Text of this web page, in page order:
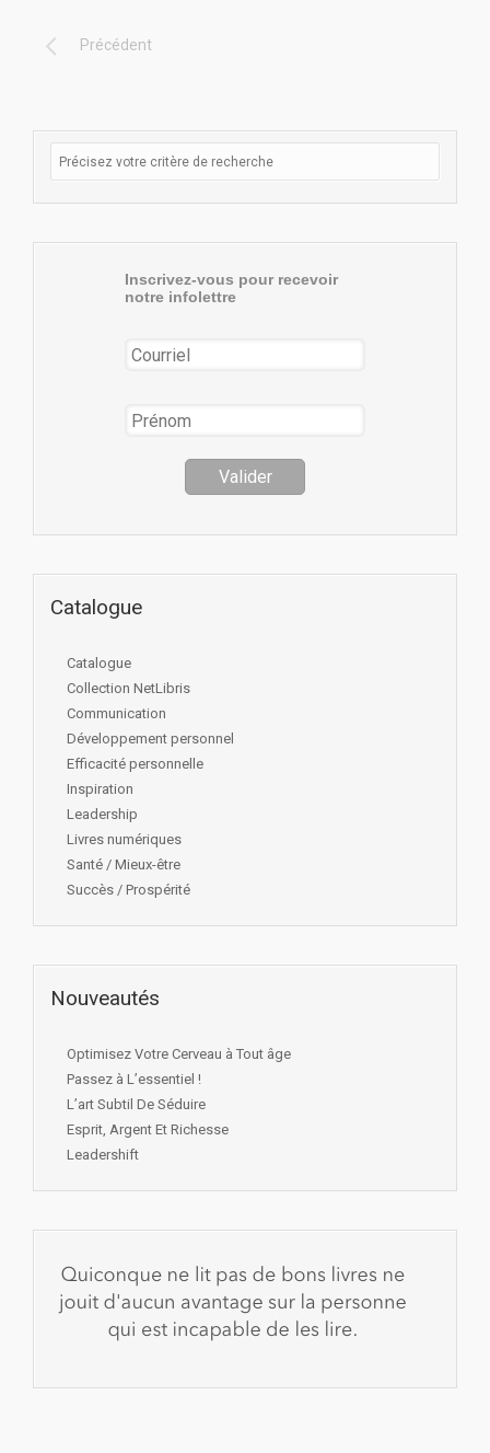
Précédent
Inscrivez-vous pour recevoir
notre infolettre
Catalogue
Catalogue
Collection NetLibris
Communication
Développement personnel
Efficacité personnelle
Inspiration
Leadership
Livres numériques
Santé / Mieux-être
Succès / Prospérité
Nouveautés
Optimisez Votre Cerveau à Tout âge
Passez à L’essentiel !
L’art Subtil De Séduire
Esprit, Argent Et Richesse
Leadershift